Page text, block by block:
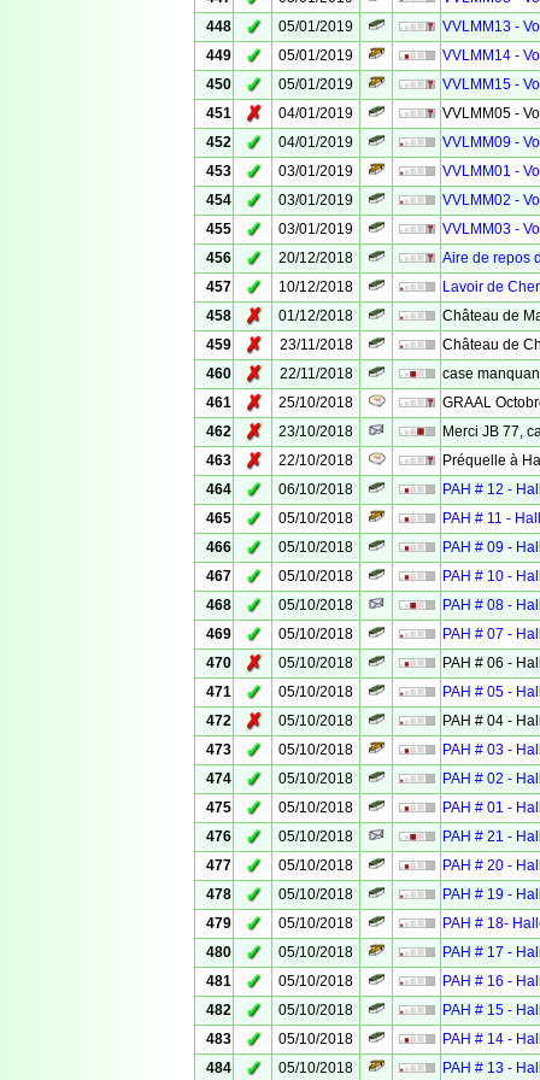
448
✓ 05/01/2019
VVLMM13 -
449
✓ 05/01/2019
VVLMM14 -
450
✓ 05/01/2019
VVLMM15 -
451
✗ 04/01/2019
VVLMM05 -
452
✓ 04/01/2019
VVLMM09 -
453
✓ 03/01/2019
VVLMM01 -
454
✓ 03/01/2019
VVLMM02 -
455
✓ 03/01/2019
VVLMM03 -
456
✓ 20/12/2018
Aire de repos
457
✓ 10/12/2018
Lavoir de
458
✗ 01/12/2018
Château de
459
✗ 23/11/2018
Château de
460
✗ 22/11/2018
case
461
✗ 25/10/2018
GRAAL
462
✗ 23/10/2018
Merci JB 77,
463
✗ 22/10/2018
Préquelle à
464
✓ 06/10/2018
PAH # 12 -
465
✓ 05/10/2018
PAH # 11 -
466
✓ 05/10/2018
PAH # 09 -
467
✓ 05/10/2018
PAH # 10 -
468
✓ 05/10/2018
PAH # 08 -
469
✓ 05/10/2018
PAH # 07 -
470
✗ 05/10/2018
PAH # 06 -
471
✓ 05/10/2018
PAH # 05 -
472
✗ 05/10/2018
PAH # 04 -
473
✓ 05/10/2018
PAH # 03 -
474
✓ 05/10/2018
PAH # 02 -
475
✓ 05/10/2018
PAH # 01 -
476
✓ 05/10/2018
PAH # 21 -
477
✓ 05/10/2018
PAH # 20 -
478
✓ 05/10/2018
PAH # 19 -
479
✓ 05/10/2018
PAH # 18-
480
✓ 05/10/2018
PAH # 17 -
481
✓ 05/10/2018
PAH # 16 -
482
✓ 05/10/2018
PAH # 15 -
483
✓ 05/10/2018
PAH # 14 -
484
✓ 05/10/2018
PAH # 13 -